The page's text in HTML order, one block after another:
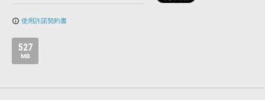
APS
info_outline 使用許諾契約書
527
MB